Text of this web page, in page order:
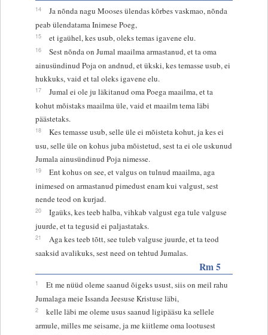
14
Ja nõnda nagu Mooses ülendas kõrbes vaskmao, nõnda
peab ülendatama Inimese Poeg,
15 et igaühel, kes usub, oleks temas igavene elu.
16
Sest nõnda on Jumal maailma armastanud, et ta oma
ainusündinud Poja on andnud, et ükski, kes temasse usub, ei
hukkuks, vaid et tal oleks igavene elu.
17
Jumal ei ole ju läkitanud oma Poega maailma, et ta
kohut mõistaks maailma üle, vaid et maailm tema läbi
päästetaks.
18
Kes temasse usub, selle üle ei mõisteta kohut, ja kes ei
usu, selle üle on kohus juba mõistetud, sest ta ei ole uskunud
Jumala ainusündinud Poja nimesse.
19
Ent kohus on see, et valgus on tulnud maailma, aga
inimesed on armastanud pimedust enam kui valgust, sest
nende teod on kurjad.
20
Igaüks, kes teeb halba, vihkab valgust ega tule valguse
juurde, et ta tegusid ei paljastataks.
21
Aga kes teeb tõtt, see tuleb valguse juurde, et ta teod
saaksid avalikuks, sest need on tehtud Jumalas.
Rm 5
1
Et me nüüd oleme saanud õigeks usust, siis on meil rahu
Jumalaga meie Issanda Jeesuse Kristuse läbi,
2
kelle läbi me oleme usus saanud ligipääsu ka sellele
armule, milles me seisame, ja me kiitleme oma lootusest